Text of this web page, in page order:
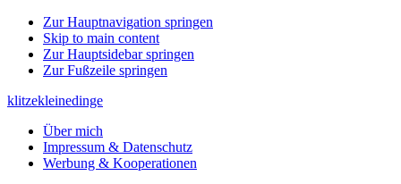
Zur Hauptnavigation springen
Skip to main content
Zur Hauptsidebar springen
Zur Fußzeile springen
klitzekleinedinge
Über mich
Impressum & Datenschutz
Werbung & Kooperationen